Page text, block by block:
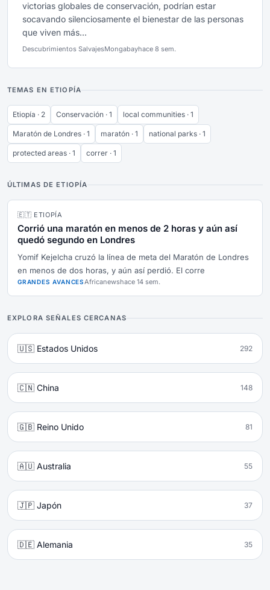
victorias globales de conservación, podrían estar
socavando silenciosamente el bienestar de las personas
que viven más...
Descubrimientos SalvajesMongabayhace 8 sem.
TEMAS EN ETIOPÍA
Etiopía · 2 Conservación · 1 local communities · 1
Maratón de Londres · 1 maratón · 1 national parks · 1
protected areas · 1 correr · 1
ÚLTIMAS DE ETIOPÍA
🇪🇹 ETIOPÍA
Corrió una maratón en menos de 2 horas y aún así
quedó segundo en Londres
Yomif Kejelcha cruzó la línea de meta del Maratón de Londres
en menos de dos horas, y aún así perdió. El corre
GRANDES AVANCESAfricanewshace 14 sem.
EXPLORA SEÑALES CERCANAS
🇺🇸 Estados Unidos 292
🇨🇳 China 148
🇬🇧 Reino Unido 81
🇦🇺 Australia 55
🇯🇵 Japón 37
🇩🇪 Alemania 35